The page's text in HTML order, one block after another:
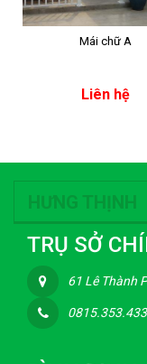
Mái chữ A
Liên hệ
HƯNG THỊNH
TRỤ SỞ
61 Lê Thành
0815.353.433